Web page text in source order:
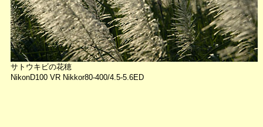
サトウキビの花穂
NikonD100 VR Nikkor80-400/4.5-5.6ED